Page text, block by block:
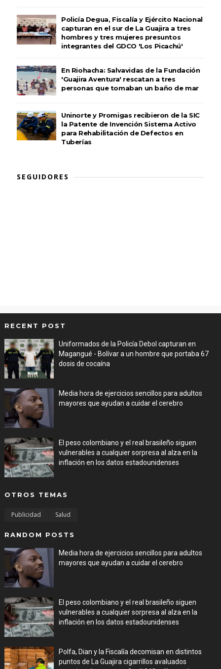
Policía Degua, Fiscalía y Ejército Nacional
capturan en el sur de La Guajira a tres
hombres y tres mujeres presuntos
integrantes del GDCO 'Los Picachú'
En Riohacha: Salvavidas de la Fundación
'Guajira Aventura' rescatan a tres
personas que tomaban un baño de mar
Uninorte y Promigas recibieron de la SIC
la Patente de Invención Sistema Activo
para Rehabilitación de Defectos en
Tuberías
SEGUIDORES
RECENT POST
Uniformados de la Policía Debol capturan en
Magangué - Bolívar a un hombre que portaba 67
dosis de cocaína
Media hora de ejercicios sencillos para adultos
mayores que ayudan a cuidar el cerebro
El peso colombiano y el real brasileño siguen
vulnerables a cualquier sorpresa al alza en la
inflación en los datos estadounidenses
OTROS TEMAS
Publicidad Salud
RANDOM POSTS
Media hora de ejercicios sencillos para adultos
mayores que ayudan a cuidar el cerebro
El peso colombiano y el real brasileño siguen
vulnerables a cualquier sorpresa al alza en la
inflación en los datos estadounidenses
Polfa, Dian y la Fiscalía decomisan en distintos
puntos de La Guajira cigarrillos avaluados